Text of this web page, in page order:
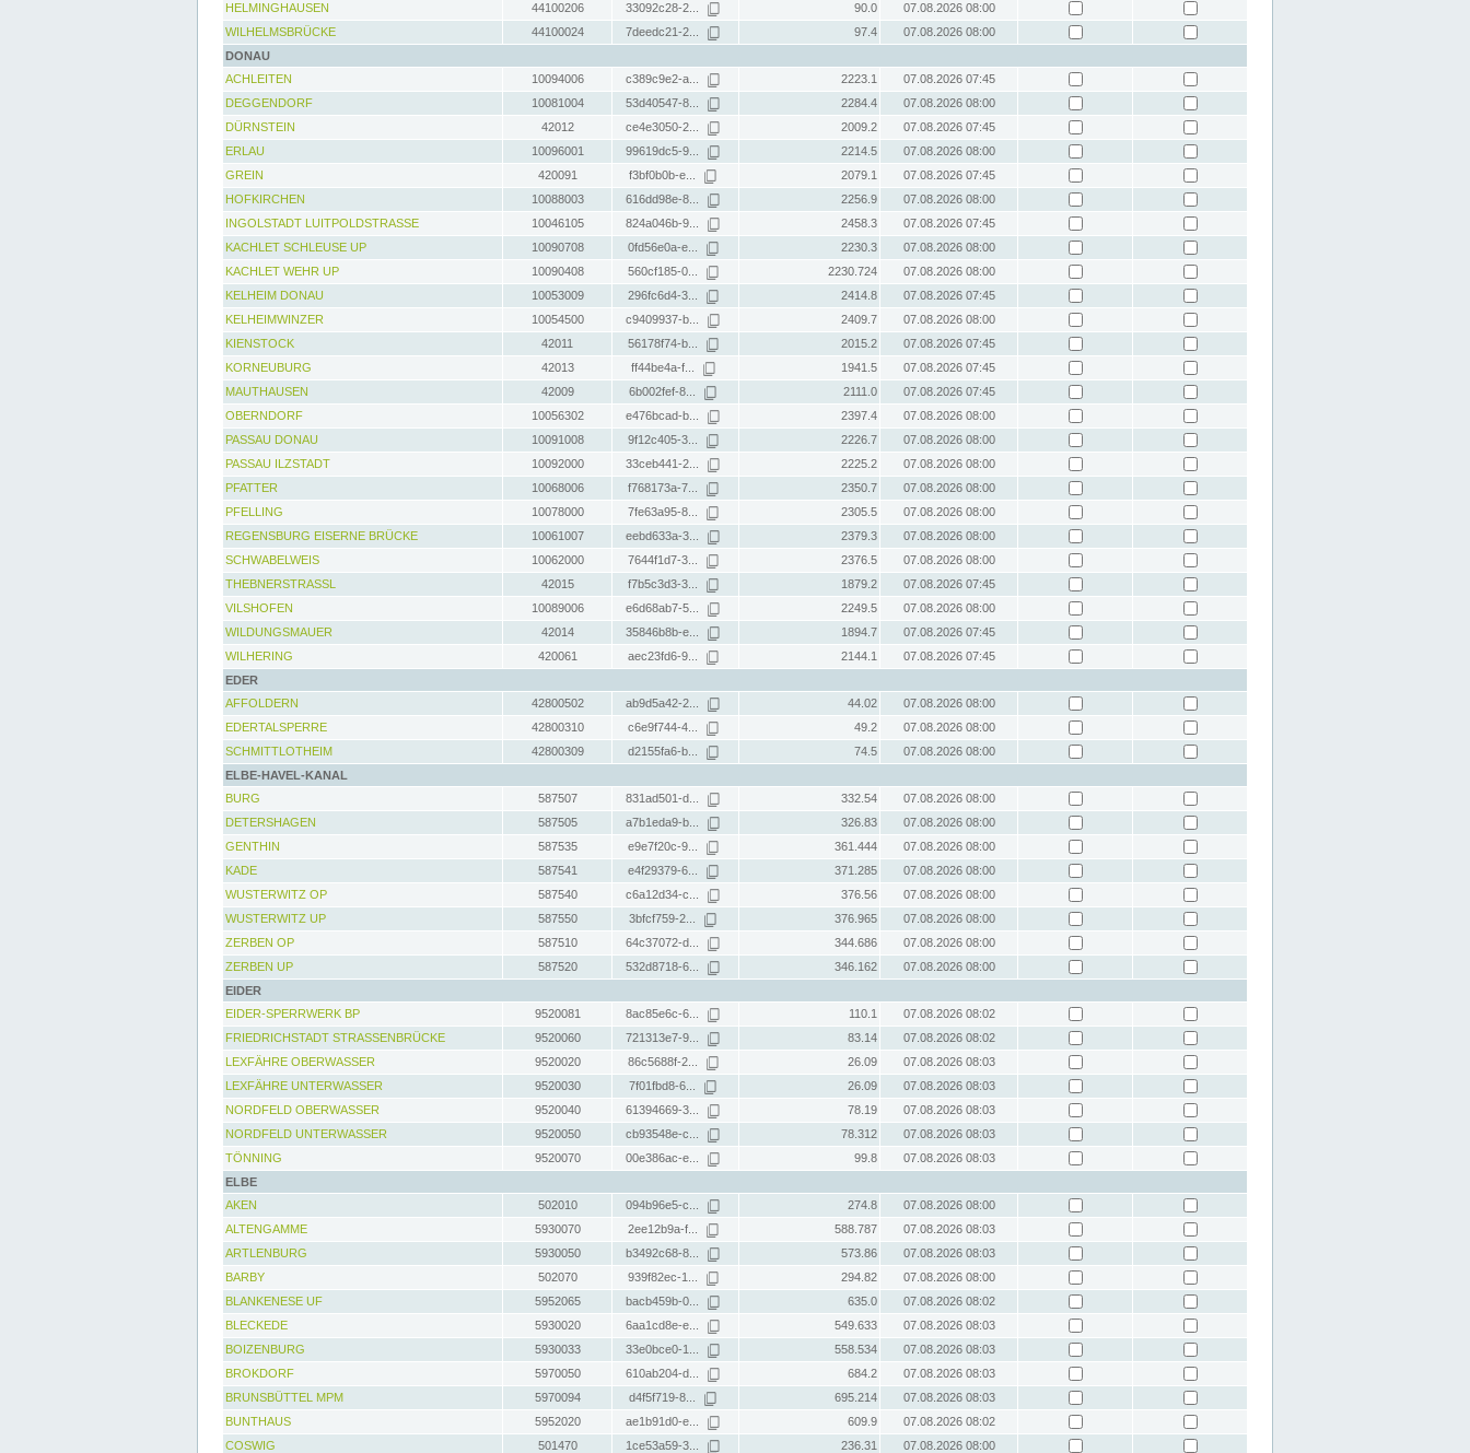
HELMINGHAUSEN
44100206 33092c28-2... 90.0
07.08.2026 08:00
WILHELMSBRÜCKE
44100024 7deedc21-2... 97.4
07.08.2026 08:00
DONAU
ACHLEITEN
10094006 c389c9e2-a... 2223.1
07.08.2026 07:45
DEGGENDORF
10081004 53d40547-8... 2284.4
07.08.2026 08:00
DÜRNSTEIN
42012 ce4e3050-2... 2009.2
07.08.2026 07:45
ERLAU
10096001 99619dc5-9... 2214.5
07.08.2026 08:00
GREIN
420091 f3bf0b0b-e... 2079.1
07.08.2026 07:45
HOFKIRCHEN
10088003 616dd98e-8... 2256.9
07.08.2026 08:00
INGOLSTADT LUITPOLDSTRASSE
10046105 824a046b-9... 2458.3
07.08.2026 07:45
KACHLET SCHLEUSE UP
10090708 0fd56e0a-e... 2230.3
07.08.2026 08:00
KACHLET WEHR UP
10090408 560cf185-0... 2230.724
07.08.2026 08:00
KELHEIM DONAU
10053009 296fc6d4-3... 2414.8
07.08.2026 07:45
KELHEIMWINZER
10054500 c9409937-b... 2409.7
07.08.2026 08:00
KIENSTOCK
42011 56178f74-b... 2015.2
07.08.2026 07:45
KORNEUBURG
42013 ff44be4a-f... 1941.5
07.08.2026 07:45
MAUTHAUSEN
42009 6b002fef-8... 2111.0
07.08.2026 07:45
OBERNDORF
10056302 e476bcad-b... 2397.4
07.08.2026 08:00
PASSAU DONAU
10091008 9f12c405-3... 2226.7
07.08.2026 08:00
PASSAU ILZSTADT
10092000 33ceb441-2... 2225.2
07.08.2026 08:00
PFATTER
10068006 f768173a-7... 2350.7
07.08.2026 08:00
PFELLING
10078000 7fe63a95-8... 2305.5
07.08.2026 08:00
REGENSBURG EISERNE BRÜCKE
10061007 eebd633a-3... 2379.3
07.08.2026 08:00
SCHWABELWEIS
10062000 7644f1d7-3... 2376.5
07.08.2026 08:00
THEBNERSTRASSL
42015 f7b5c3d3-3... 1879.2
07.08.2026 07:45
VILSHOFEN
10089006 e6d68ab7-5... 2249.5
07.08.2026 08:00
WILDUNGSMAUER
42014 35846b8b-e... 1894.7
07.08.2026 07:45
WILHERING
420061 aec23fd6-9... 2144.1
07.08.2026 07:45
EDER
AFFOLDERN
42800502 ab9d5a42-2... 44.02
07.08.2026 08:00
EDERTALSPERRE
42800310 c6e9f744-4... 49.2
07.08.2026 08:00
SCHMITTLOTHEIM
42800309 d2155fa6-b... 74.5
07.08.2026 08:00
ELBE-HAVEL-KANAL
BURG
587507 831ad501-d... 332.54
07.08.2026 08:00
DETERSHAGEN
587505 a7b1eda9-b... 326.83
07.08.2026 08:00
GENTHIN
587535 e9e7f20c-9... 361.444
07.08.2026 08:00
KADE
587541 e4f29379-6... 371.285
07.08.2026 08:00
WUSTERWITZ OP
587540 c6a12d34-c... 376.56
07.08.2026 08:00
WUSTERWITZ UP
587550 3bfcf759-2... 376.965
07.08.2026 08:00
ZERBEN OP
587510 64c37072-d... 344.686
07.08.2026 08:00
ZERBEN UP
587520 532d8718-6... 346.162
07.08.2026 08:00
EIDER
EIDER-SPERRWERK BP
9520081 8ac85e6c-6... 110.1
07.08.2026 08:02
FRIEDRICHSTADT STRASSENBRÜCKE
9520060 721313e7-9... 83.14
07.08.2026 08:02
LEXFÄHRE OBERWASSER
9520020 86c5688f-2... 26.09
07.08.2026 08:03
LEXFÄHRE UNTERWASSER
9520030 7f01fbd8-6... 26.09
07.08.2026 08:03
NORDFELD OBERWASSER
9520040 61394669-3... 78.19
07.08.2026 08:03
NORDFELD UNTERWASSER
9520050 cb93548e-c... 78.312
07.08.2026 08:03
TÖNNING
9520070 00e386ac-e... 99.8
07.08.2026 08:03
ELBE
AKEN
502010 094b96e5-c... 274.8
07.08.2026 08:00
ALTENGAMME
5930070 2ee12b9a-f... 588.787
07.08.2026 08:03
ARTLENBURG
5930050 b3492c68-8... 573.86
07.08.2026 08:03
BARBY
502070 939f82ec-1... 294.82
07.08.2026 08:00
BLANKENESE UF
5952065 bacb459b-0... 635.0
07.08.2026 08:02
BLECKEDE
5930020 6aa1cd8e-e... 549.633
07.08.2026 08:03
BOIZENBURG
5930033 33e0bce0-1... 558.534
07.08.2026 08:03
BROKDORF
5970050 610ab204-d... 684.2
07.08.2026 08:03
BRUNSBÜTTEL MPM
5970094 d4f5f719-8... 695.214
07.08.2026 08:03
BUNTHAUS
5952020 ae1b91d0-e... 609.9
07.08.2026 08:02
COSWIG
501470 1ce53a59-3... 236.31
07.08.2026 08:00